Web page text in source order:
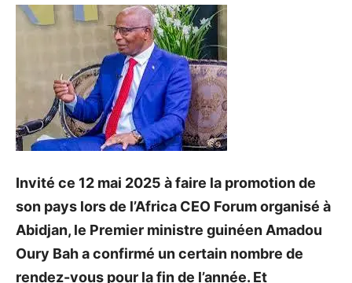
Invité ce 12 mai 2025 à faire la promotion de
son pays lors de l’Africa CEO Forum organisé à
Abidjan, le Premier ministre guinéen Amadou
Oury Bah a confirmé un certain nombre de
rendez-vous pour la fin de l’année. Et